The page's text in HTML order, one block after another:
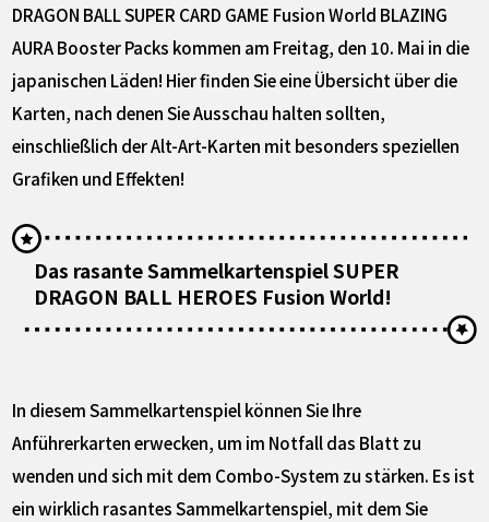
DRAGON BALL SUPER CARD GAME Fusion World BLAZING
AURA Booster Packs kommen am Freitag, den 10. Mai in die
japanischen Läden! Hier finden Sie eine Übersicht über die
Karten, nach denen Sie Ausschau halten sollten,
einschließlich der Alt-Art-Karten mit besonders speziellen
Grafiken und Effekten!
Das rasante Sammelkartenspiel SUPER
DRAGON BALL HEROES Fusion World!
In diesem Sammelkartenspiel können Sie Ihre
Anführerkarten erwecken, um im Notfall das Blatt zu
wenden und sich mit dem Combo-System zu stärken. Es ist
ein wirklich rasantes Sammelkartenspiel, mit dem Sie